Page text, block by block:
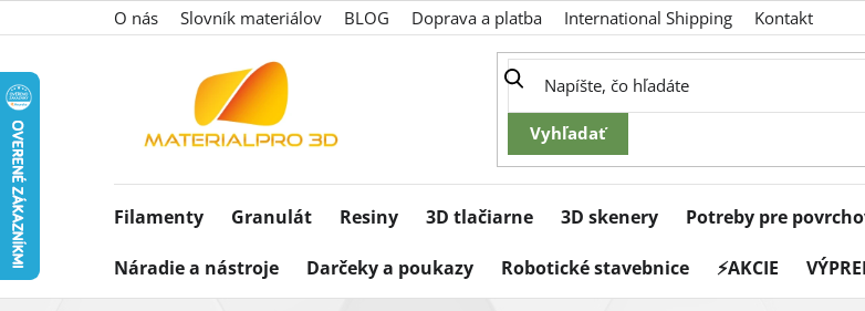
na
O nás Slovník materiálov BLOG Doprava a platba International Shipping Kontakt
Filamenty Granulát Resiny 3D tlačiarne 3D skenery Potreby pre
Náradie a nástroje Darčeky a poukazy Robotické stavebnice ⚡AKCIE